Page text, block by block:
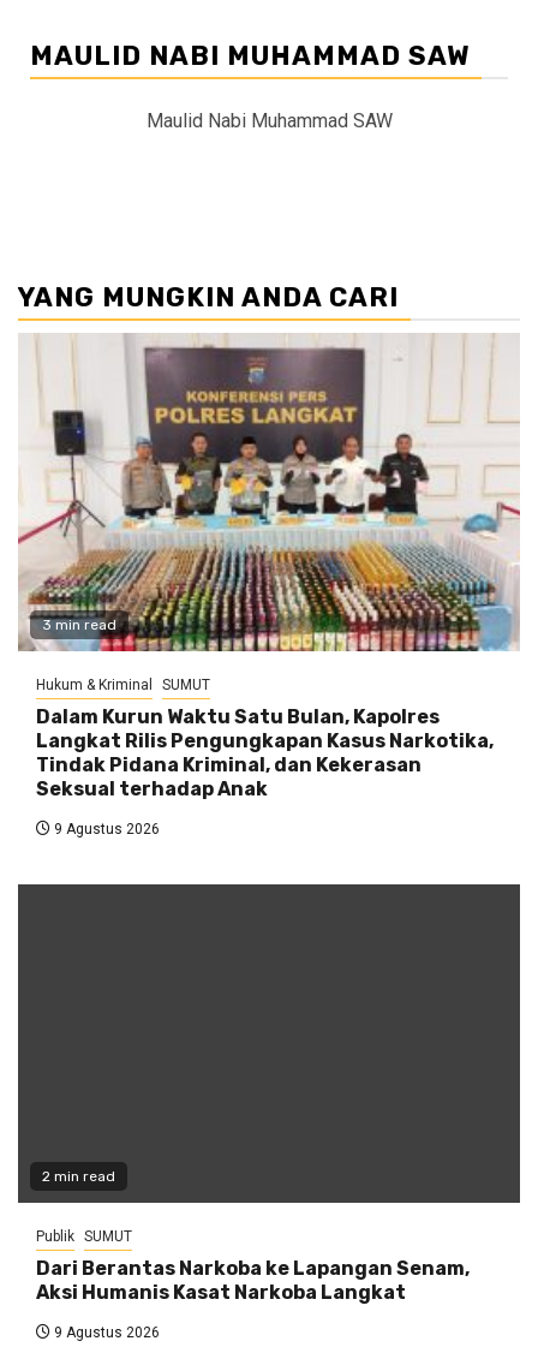
MAULID NABI MUHAMMAD SAW
Maulid Nabi Muhammad SAW
YANG MUNGKIN ANDA CARI
3 min read
Hukum & Kriminal SUMUT
Dalam Kurun Waktu Satu Bulan, Kapolres
Langkat Rilis Pengungkapan Kasus Narkotika,
Tindak Pidana Kriminal, dan Kekerasan
Seksual terhadap Anak
9 Agustus 2026
2 min read
Publik SUMUT
Dari Berantas Narkoba ke Lapangan Senam,
Aksi Humanis Kasat Narkoba Langkat
9 Agustus 2026